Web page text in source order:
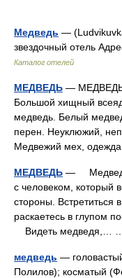
Медведь —
звездочный отель
Каталог отелей
МЕДВЕДЬ — МЕДВЕДЬ,
Большой хищный
медведь. Белый
перен. Неуклюжий,
Медвежий мех,
МЕДВЕДЬ — Медведь
с человеком, который
стороны. Встретиться
раскаетесь в глупом
Видеть медведя,…
медведь —
Полилов); косматый